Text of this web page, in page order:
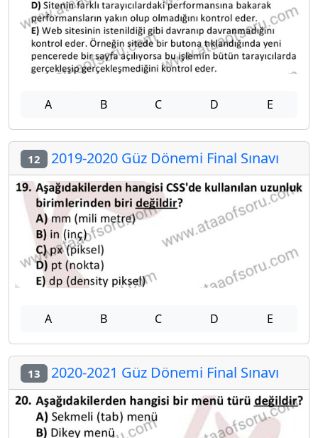
A B C D E
12 2019-2020 Güz Dönemi Final Sınavı
A B C D E
13 2020-2021 Güz Dönemi Final Sınavı